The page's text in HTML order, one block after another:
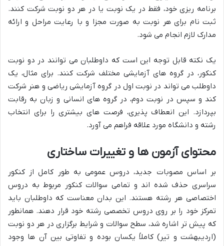
برنامه ریزی خود، فقط در یک نوبت یا در هر دو نوبت شرکت کنند.
ثبت نام برای هر نوبت به صورت مجزا و با رعایت مراحل و ارائه
مدارک لازم انجام می شود.
یک نکته قابل توجه این است که داوطلبان می توانند در دو نوبت
کنکور، در گروه های آزمایشی مختلف شرکت کنند. برای مثال، یک
داوطلب می تواند در نوبت اول در گروه آزمایشی ریاضی و هنر شرکت
کند و سپس در نوبت دوم، در گروه های انسانی و زبان به رقابت
بپردازد. این انعطاف پذیری، فرصت های بیشتری را برای انتخاب
رشته و دانشگاه مورد علاقه فراهم می آورد.
محتوای آزمون ها و تغییرات ساختاری
بر اساس مصوبات جدید، دروس عمومی به طور کامل از کنکور
سراسری حذف شده اند و تمامی سوالات کنکور مربوط به دروس
اختصاصی هر رشته هستند. این بدان معناست که داوطلبان باید
تمرکز خود را بر روی دروس تخصصی رشته خود قرار دهند. همانطور
که پیش تر اشاره شد، سطح سوالات و شرایط برگزاری در هر دو نوبت
(ارديبهشت و تير) کاملاً یکسان بوده و تفاوتی بین آن ها وجود